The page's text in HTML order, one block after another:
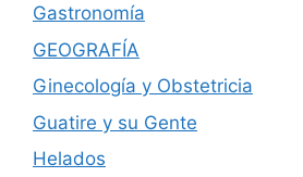
Gastronomía
GEOGRAFÍA
Ginecología y Obstetricia
Guatire y su Gente
Helados